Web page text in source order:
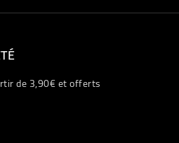
de 3,90€ et offerts